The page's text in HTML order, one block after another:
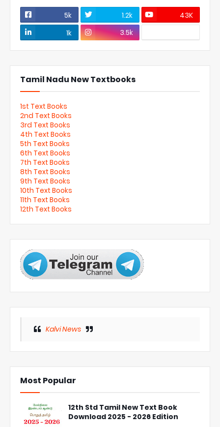
5k 1.2k
43K
1k
3.5k
Tamil Nadu New Textbooks
1st Text Books
2nd Text Books
3rd Text Books
4th Text Books
5th Text Books
6th Text Books
7th Text Books
8th Text Books
9th Text Books
10th Text Books
11th Text Books
12th Text Books
Kalvi News
Most Popular
12th Std Tamil New Text Book
Download 2025 - 2026 Edition